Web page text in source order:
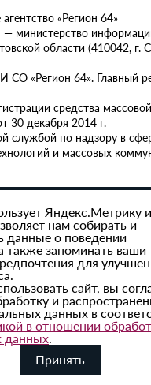
«Регион 64»
— министерство
области (410042, г.
«Регион 64». Главный
средства
декабря 2014 г.
службой по надзору в
и массовых
обработки
материалов сайта
«Регион 64»
Яндекс.Метрику
нам собирать и
данные о поведении
также запоминать ваши
для
сайт, вы
и
данных в
в отношении
данных.
Принять